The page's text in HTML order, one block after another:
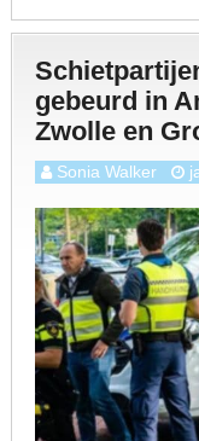
gebeurd in
Zwolle en
Sonia Walker